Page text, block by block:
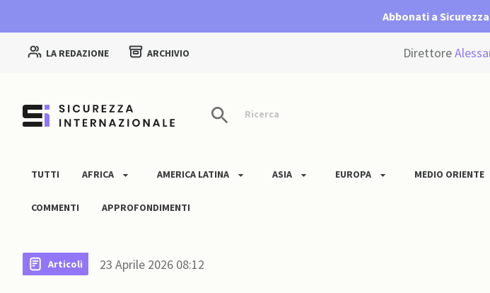
Abbonati a
LA REDAZIONE ARCHIVIO Direttore
Ricerca
TUTTI AFRICA AMERICA LATINA ASIA EUROPA MEDIO ORIENTE
COMMENTI APPROFONDIMENTI
Articoli 23 Aprile 2026 08:12